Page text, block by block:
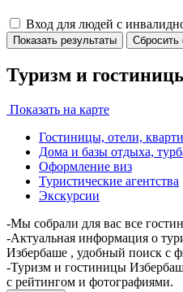
Вход для людей с
Показать результаты
Туризм и
Показать на карте
Гостиницы, отели,
Дома и базы отдыха,
Оформление виз
Туристические агентства
Экскурсии
-Мы собрали для вас все
-Актуальная информация о
Избербаше , удобный поиск с
-Туризм и гостиницы
с рейтингом и фотографиями.